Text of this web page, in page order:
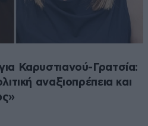
Καρυστιανού-Γρατσία:
αναξιοπρέπεια και